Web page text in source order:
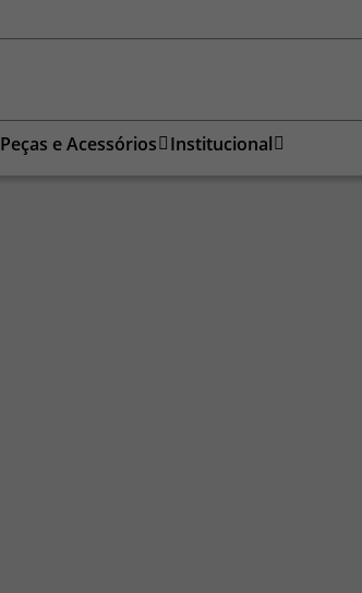
Peças e Acessórios Institucional